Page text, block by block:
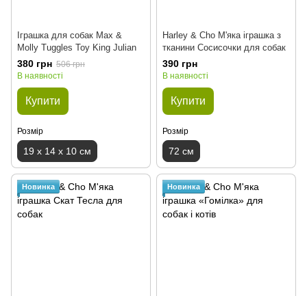
Іграшка для собак Max &
Molly Tuggles Toy King Julian
380 грн 506 грн
В наявності
Купити
Розмір
19 x 14 x 10 см
Harley & Cho М'яка іграшка з
тканини Сосисочки для собак
390 грн
В наявності
Купити
Розмір
72 см
Новинка Новинка